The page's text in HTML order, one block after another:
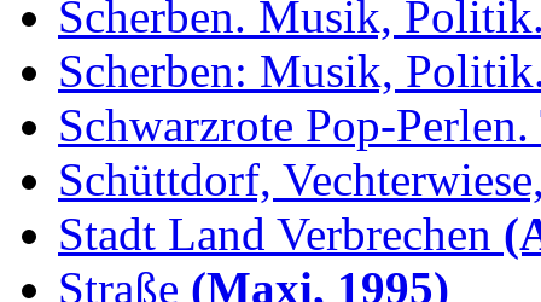
Scherben. Musik,
Scherben: Musik,
Schwarzrote Pop-
Schüttdorf,
Stadt Land Verbrechen
Straße (Maxi, 1995)